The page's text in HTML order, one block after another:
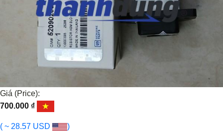
Giá (Price):
700.000 ₫
( ~ 28.57 USD )